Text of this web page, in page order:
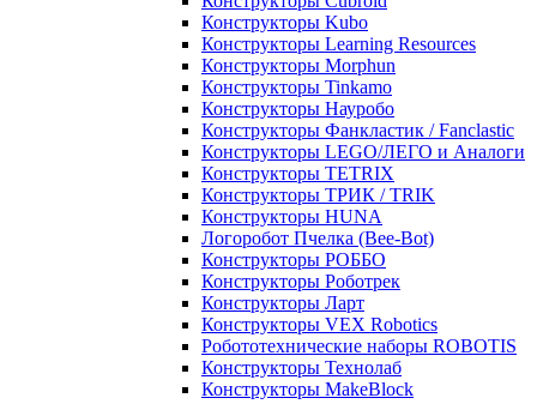
Конструкторы Kubo
Конструкторы Learning Resources
Конструкторы Morphun
Конструкторы Tinkamo
Конструкторы Науробо
Конструкторы Фанкластик / Fanclastic
Конструкторы LEGO/ЛЕГО и Аналоги
Конструкторы TETRIX
Конструкторы ТРИК / TRIK
Конструкторы HUNA
Логоробот Пчелка (Bee-Bot)
Конструкторы РОББО
Конструкторы Роботрек
Конструкторы Ларт
Конструкторы VEX Robotics
Робототехнические наборы ROBOTIS
Конструкторы Технолаб
Конструкторы MakeBlock